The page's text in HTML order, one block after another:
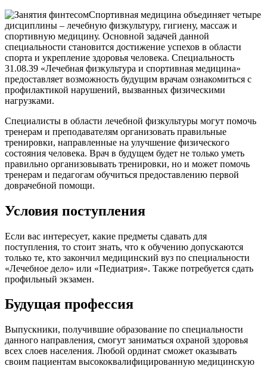
Спортивная медицина объединяет четыре
дисциплины – лечебную физкультуру, гигиену, массаж и
спортивную медицину. Основной задачей данной
специальности становится достижение успехов в области
спорта и укрепление здоровья человека. Специальность
31.08.39 «Лечебная физкультура и спортивная медицина»
предоставляет возможность будущим врачам ознакомиться с
профилактикой нарушений, вызванных физическими
нагрузками.
Специалисты в области лечебной физкультуры могут помочь
тренерам и преподавателям организовать правильные
тренировки, направленные на улучшение физического
состояния человека. Врач в будущем будет не только уметь
правильно организовывать тренировки, но и может помочь
тренерам и педагогам обучиться предоставлению первой
доврачебной помощи.
Условия поступления
Если вас интересует, какие предметы сдавать для
поступления, то стоит знать, что к обучению допускаются
только те, кто закончил медицинский вуз по специальности
«Лечебное дело» или «Педиатрия». Также потребуется сдать
профильный экзамен.
Будущая профессия
Выпускники, получившие образование по специальности
данного направления, смогут заниматься охраной здоровья
всех слоев населения. Любой ординат сможет оказывать
своим пациентам высококвалифицированную медицинскую